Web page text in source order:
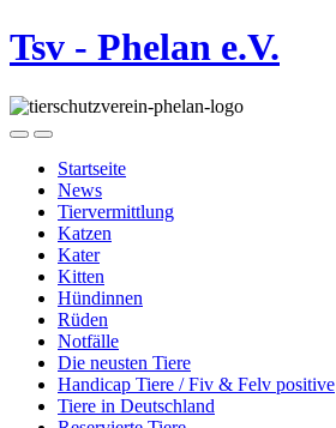
Tsv - Phelan e.V.
Startseite
News
Tiervermittlung
Katzen
Kater
Kitten
Hündinnen
Rüden
Notfälle
Die neusten Tiere
Handicap Tiere / Fiv & Felv positive
Tiere in Deutschland